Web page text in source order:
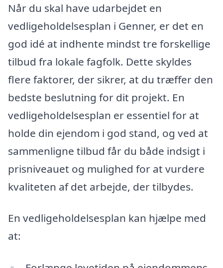
Når du skal have udarbejdet en
vedligeholdelsesplan i Genner, er det en
god idé at indhente mindst tre forskellige
tilbud fra lokale fagfolk. Dette skyldes
flere faktorer, der sikrer, at du træffer den
bedste beslutning for dit projekt. En
vedligeholdelsesplan er essentiel for at
holde din ejendom i god stand, og ved at
sammenligne tilbud får du både indsigt i
prisniveauet og mulighed for at vurdere
kvaliteten af det arbejde, der tilbydes.
En vedligeholdelsesplan kan hjælpe med
at: